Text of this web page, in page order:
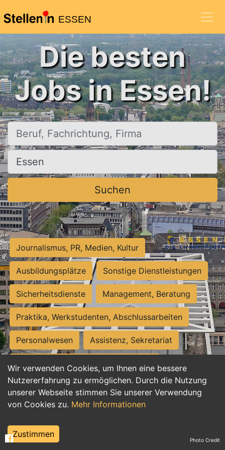
ESSEN
Wir verwenden Cookies, um Ihnen eine bessere
Nutzererfahrung zu ermöglichen. Durch die Nutzung
unserer Webseite stimmen Sie unserer Verwendung
von Cookies zu. Mehr Informationen
Zustimmen
Die besten
Jobs in Essen!
Beruf, Fachrichtung, Firma
Ort, Stadt
Suchen
Journalismus, PR, Medien, Kultur
Ausbildungsplätze Sonstige Dienstleistungen
Sicherheitsdienste Management, Beratung
Praktika, Werkstudenten, Abschlussarbeiten
Personalwesen Assistenz, Sekretariat
Hilfskräfte, Aushilfs- und Nebenjobs
Einkauf, Logistik, Materialwirtschaft
Weiterbildung, Studium, duale Ausbildung
Tourismus
Photo Credit